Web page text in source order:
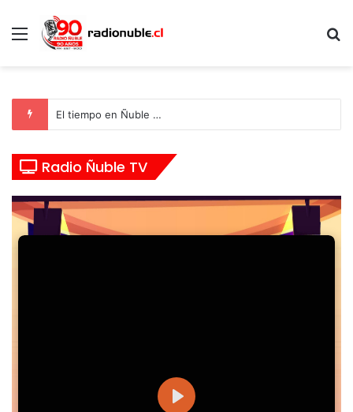
Menú
El tiempo en Ñuble …
Radio Ñuble TV